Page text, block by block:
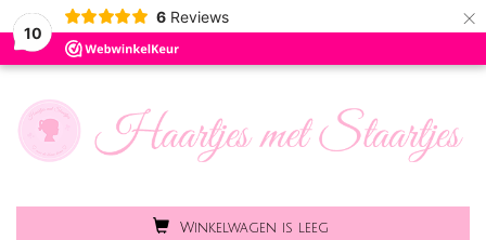
10
6 Reviews ×
Winkelwagen is leeg
Toggle